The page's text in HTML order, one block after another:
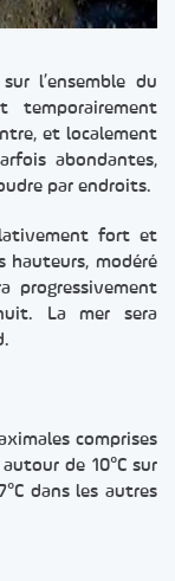
l’ensemble du
temporairement
et localement
abondantes,
par endroits.
fort et
hauteurs, modéré
progressivement
La mer sera
comprises
de 10°C sur
dans les autres